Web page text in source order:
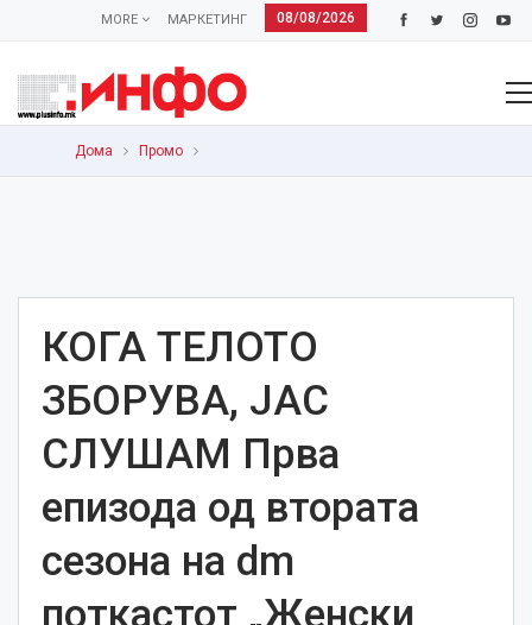
08/08/2026
МАРКЕТИНГ
MORE
Дома Промо
КОГА ТЕЛОТО
ЗБОРУВА, ЈАС
СЛУШАМ Прва
епизода од втората
сезона на dm
поткастот „Женски